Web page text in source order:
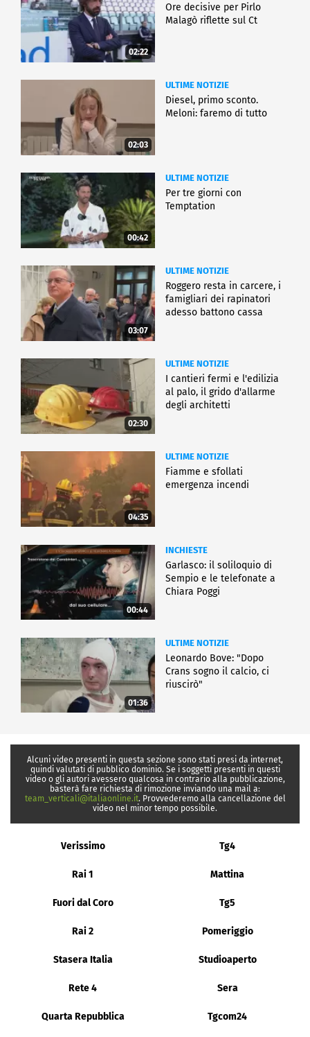
02:22
Ore decisive per Pirlo
Malagò riflette sul Ct
02:03
ULTIME NOTIZIE
Diesel, primo sconto.
Meloni: faremo di tutto
00:42
ULTIME NOTIZIE
Per tre giorni con
Temptation
03:07
ULTIME NOTIZIE
Roggero resta in carcere, i
famigliari dei rapinatori
adesso battono cassa
02:30
ULTIME NOTIZIE
I cantieri fermi e l'edilizia
al palo, il grido d'allarme
degli architetti
04:35
ULTIME NOTIZIE
Fiamme e sfollati
emergenza incendi
00:44
INCHIESTE
Garlasco: il soliloquio di
Sempio e le telefonate a
Chiara Poggi
01:36
ULTIME NOTIZIE
Leonardo Bove: "Dopo
Crans sogno il calcio, ci
riuscirò"
Alcuni video presenti in questa sezione sono stati presi da internet,
quindi valutati di pubblico dominio. Se i soggetti presenti in questi
video o gli autori avessero qualcosa in contrario alla pubblicazione,
basterà fare richiesta di rimozione inviando una mail a:
team_verticali@italiaonline.it. Provvederemo alla cancellazione del
video nel minor tempo possibile.
Verissimo Tg4
Rai 1 Mattina
Fuori dal Coro Tg5
Rai 2 Pomeriggio
Stasera Italia Studioaperto
Rete 4 Sera
Quarta Repubblica Tgcom24